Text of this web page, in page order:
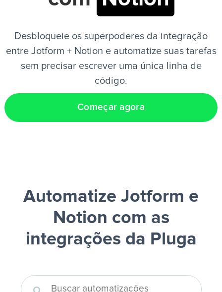
Desbloqueie os superpoderes da integração
entre Jotform + Notion e automatize suas tarefas
sem precisar escrever uma única linha de
código.
Começar agora
Automatize Jotform e
Notion com as
integrações da Pluga